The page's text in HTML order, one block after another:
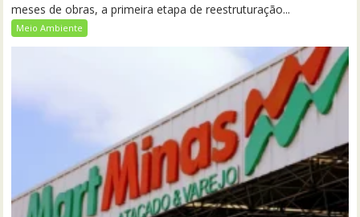
meses de obras, a primeira etapa de reestruturação...
Meio Ambiente